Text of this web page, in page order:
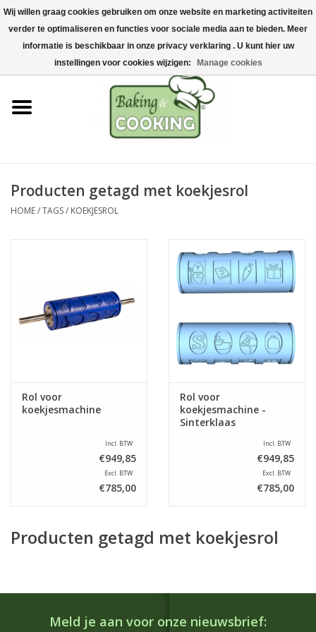
Home
Bak-& kookgerei
Machines & onderdelen
Chocolade & ijsbereiding
Hygiëne & opslag
Producten getagd met koekjesrol
HOME/TAGS/ KOEKJESROL
Rol voor
koekjesmachine
Incl. BTW
€949,85
Excl. BTW
€785,00
Rol voor
koekjesmachine -
Sinterklaas
Incl. BTW
€949,85
Excl. BTW
€785,00
Producten getagd met koekjesrol
Meld je aan voor onze nieuwsbrief:
Wij willen graag cookies gebruiken om onze website en marketing activiteiten
verder te optimaliseren en functies voor sociale media aan te bieden. Meer
informatie is beschikbaar in onze privacy verklaring . U kunt hier uw
instellingen voor cookies wijzigen:
Manage cookies